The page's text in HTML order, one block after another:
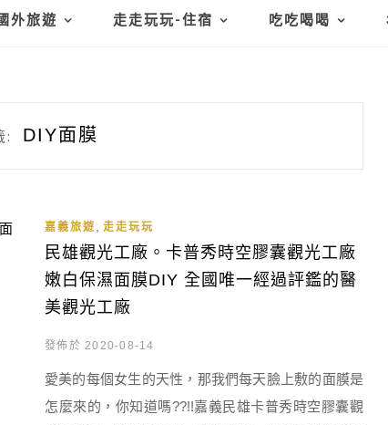
外旅遊 走走玩玩-住宿 吃吃喝喝
: DIY面膜
嘉義旅遊 走走玩玩
民雄觀光工廠。卡普秀時空膠囊觀光工廠
嫩白保濕面膜DIY 全國唯一經過評鑑的醫
美觀光工廠
發佈於 2020-08-14
愛美的每個女生的天性，那我們每天臉上敷的面膜是
怎麼來的，你知道嗎??!!嘉義民雄卡普秀時空膠囊觀